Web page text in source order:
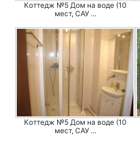
Коттедж №5 Дом на воде (10
мест, САУ ...
Коттедж №5 Дом на воде (10
мест, САУ ...